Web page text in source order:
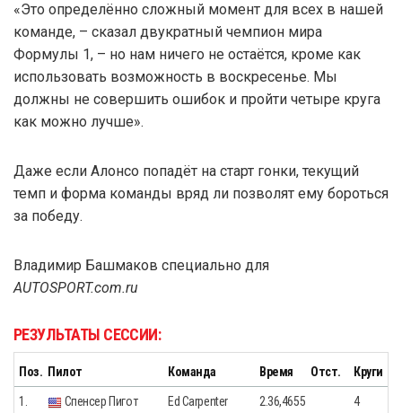
«Это определённо сложный момент для всех в нашей
команде, – сказал двукратный чемпион мира
Формулы 1, – но нам ничего не остаётся, кроме как
использовать возможность в воскресенье. Мы
должны не совершить ошибок и пройти четыре круга
как можно лучше».
Даже если Алонсо попадёт на старт гонки, текущий
темп и форма команды вряд ли позволят ему бороться
за победу.
Владимир Башмаков специально для
AUTOSPORT.com.ru
РЕЗУЛЬТАТЫ СЕССИИ:
Поз. Пилот Команда Время Отст. Круги
1. Спенсер Пигот Ed Carpenter 2.36,4655 4